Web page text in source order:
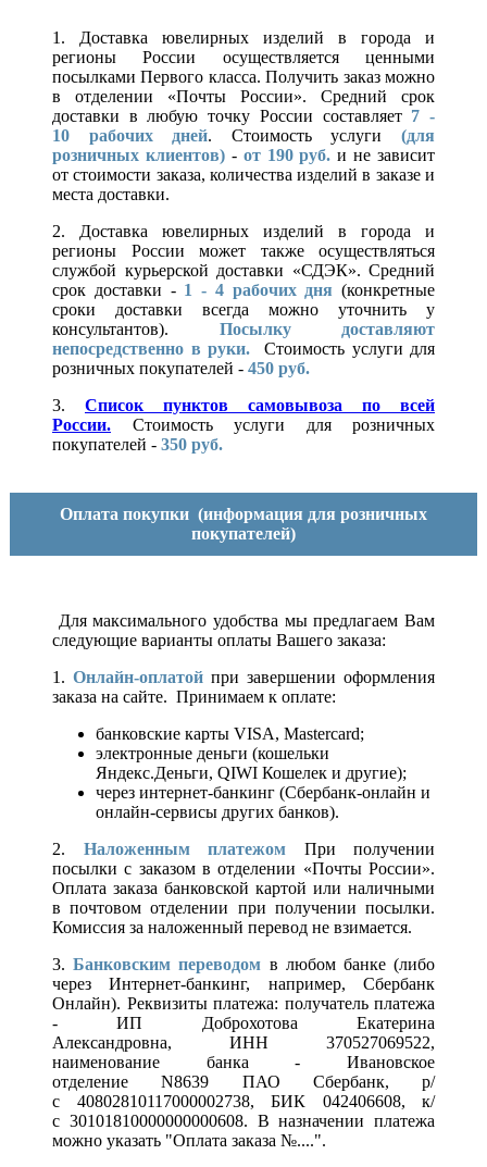
1. Доставка ювелирных изделий в города и
регионы России осуществляется ценными
посылками Первого класса. Получить заказ можно
в отделении «Почты России». Средний срок
доставки в любую точку России составляет 7 -
10 рабочих дней. Стоимость услуги(для
розничных клиентов)- от 190 руб. и не зависит
от стоимости заказа, количества изделий в заказе и
места доставки.
2. Доставка ювелирных изделий в города и
регионы России может также осуществляться
службой курьерской доставки «СДЭК». Средний
срок доставки - 1 - 4 рабочих дня (конкретные
сроки доставки всегда можно уточнить у
консультантов). Посылку доставляют
непосредственно в руки.
Стоимость услуги для
розничных покупателей - 450 руб.
3. Список пунктов самовывоза по всей
России.
Стоимость услуги для розничных
покупателей - 350 руб.
Оплата покупки (информация для розничных
покупателей)
Для максимального удобства мы предлагаем Вам
следующие варианты оплаты Вашего заказа:
1. Онлайн-оплатой при завершении оформления
заказа на сайте. Принимаем к оплате:
банковские карты VISA, Mastercard;
электронные деньги (кошельки
Яндекс.Деньги, QIWI Кошелек и другие);
через интернет-банкинг (Сбербанк-онлайн и
онлайн-сервисы других банков).
2. Наложенным платежом При получении
посылки с заказом в отделении «Почты России».
Оплата заказа банковской картой или наличными
в почтовом отделении при получении посылки.
Комиссия за наложенный перевод не взимается.
3.Банковским переводом в любом банке (либо
через Интернет-банкинг, например, Сбербанк
Онлайн). Реквизиты платежа: получатель платежа
- ИП Доброхотова Екатерина
Александровна, ИНН 370527069522,
наименование банка - Ивановское
отделение N8639 ПАО Сбербанк, р/
с 40802810117000002738, БИК 042406608, к/
с 30101810000000000608. В назначении платежа
можно указать "Оплата заказа №....".